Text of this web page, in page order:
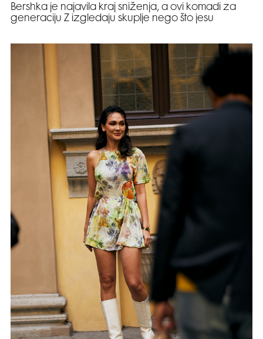
Bershka je najavila kraj sniženja, a ovi komadi za
generaciju Z izgledaju skuplje nego što jesu